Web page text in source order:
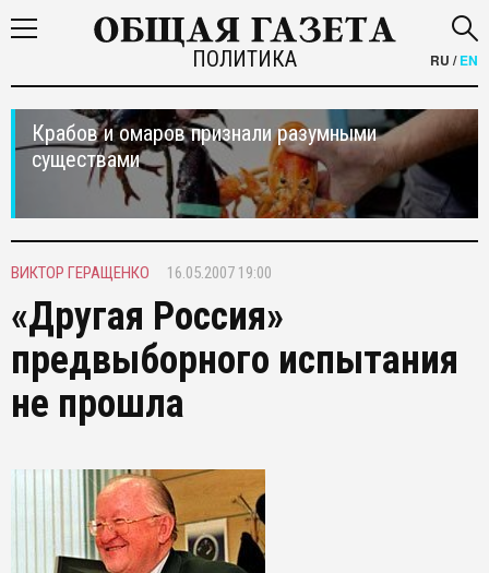
ПОЛИТИКА RU /EN
Крабов и омаров признали разумными
существами
ВИКТОР ГЕРАЩЕНКО 16.05.2007 19:00
«Другая Россия»
предвыборного испытания
не прошла